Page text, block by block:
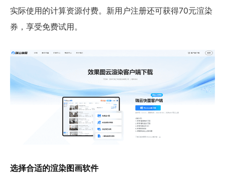
实际使用的计算资源付费。新用户注册还可获得70元渲染
券，享受免费试用。
选择合适的渲染图画软件